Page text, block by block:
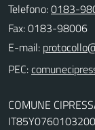
Telefono:0183-
Fax: 0183-98006
E-mail:
PEC:
COMUNE